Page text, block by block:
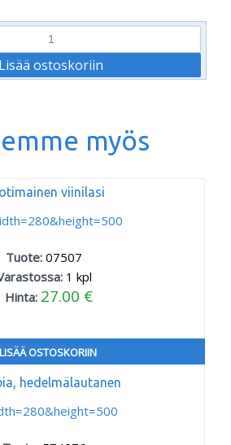
myös
viinilasi
Tuote:07507
1 kpl
Hinta: 27.00 €
LISÄÄ OSTOSKORIIN
hedelmälautanen